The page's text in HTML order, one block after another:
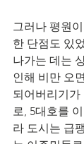
그러나 평원
한 단점도 있
나가는 데는
인해 비만 오
되어버리기
로, 5대호를
라 도시는 급